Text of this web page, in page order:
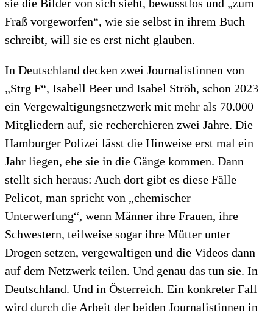
sie die Bilder von sich sieht, bewusstlos und „zum
Fraß vorgeworfen“, wie sie selbst in ihrem Buch
schreibt, will sie es erst nicht glauben.
In Deutschland decken zwei Journalistinnen von
„Strg F“, Isabell Beer und Isabel Ströh, schon 2023
ein Vergewaltigungsnetzwerk mit mehr als 70.000
Mitgliedern auf, sie recherchieren zwei Jahre. Die
Hamburger Polizei lässt die Hinweise erst mal ein
Jahr liegen, ehe sie in die Gänge kommen. Dann
stellt sich heraus: Auch dort gibt es diese Fälle
Pelicot, man spricht von „chemischer
Unterwerfung“, wenn Männer ihre Frauen, ihre
Schwestern, teilweise sogar ihre Mütter unter
Drogen setzen, vergewaltigen und die Videos dann
auf dem Netzwerk teilen. Und genau das tun sie. In
Deutschland. Und in Österreich. Ein konkreter Fall
wird durch die Arbeit der beiden Journalistinnen in